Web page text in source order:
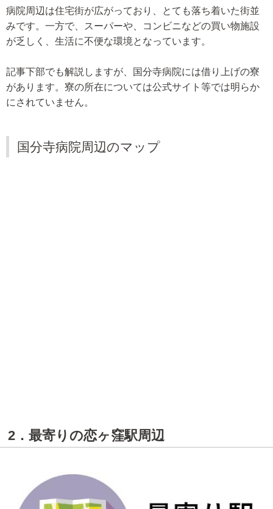
病院周辺は住宅街が広がっており、とても落ち着いた街並
みです。一方で、スーパーや、コンビニなどの買い物施設
が乏しく、生活に不便な環境となっています。
記事下部でも解説しますが、国分寺病院には借り上げの寮
があります。寮の所在については公式サイト等では明らか
にされていません。
国分寺病院周辺のマップ
2．最寄りの恋ヶ窪駅周辺